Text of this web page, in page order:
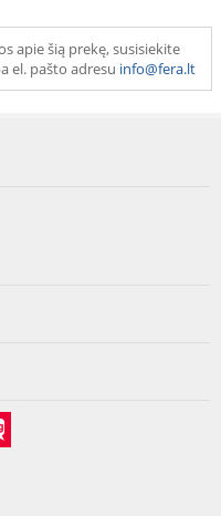
apie šią prekę, susisiekite
el. pašto adresu info@fera.lt